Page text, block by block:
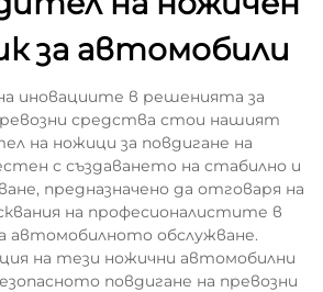
за автомобили
иновациите в решенията за
средства стои нашият
на ножици за повдигане на
с създаването на стабилно и
предназначено да отговаря на
на професионалистите в
автомобилното обслужване.
на тези ножични автомобилни
повдигане на превозни